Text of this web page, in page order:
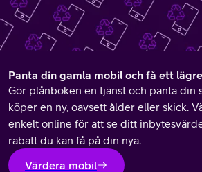
Panta din gamla mobil och få ett
Gör plånboken en tjänst och panta din
köper en ny, oavsett ålder eller skick.
enkelt online för att se ditt
rabatt du kan få på din nya.
Värdera mobil